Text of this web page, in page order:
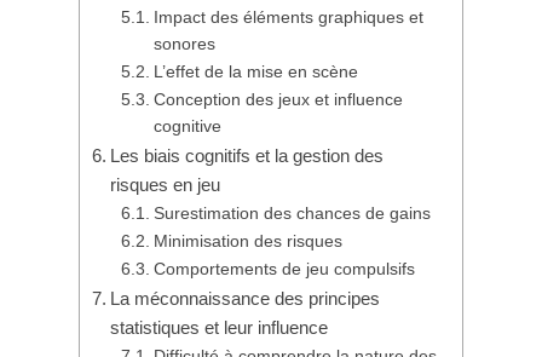
Impact des éléments graphiques et
sonores
L’effet de la mise en scène
Conception des jeux et influence
cognitive
Les biais cognitifs et la gestion des
risques en jeu
Surestimation des chances de gains
Minimisation des risques
Comportements de jeu compulsifs
La méconnaissance des principes
statistiques et leur influence